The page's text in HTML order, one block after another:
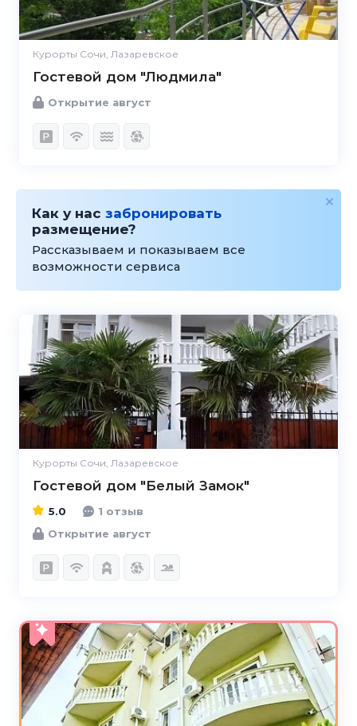
Курорты Сочи, Лазаревское
Гостевой дом "Людмила"
Открытие август
Как у нас забронировать
размещение?
Рассказываем и показываем все
возможности сервиса
Курорты Сочи, Лазаревское
Гостевой дом "Белый Замок"
5.0
5.0
1 отзыв
Открытие август
4.8